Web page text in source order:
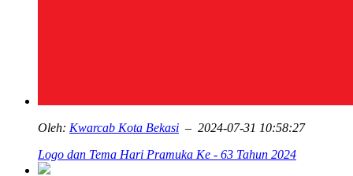
Oleh: Kwarcab Kota Bekasi – 2024-07-31 10:58:27
Logo dan Tema Hari Pramuka Ke - 63 Tahun 2024